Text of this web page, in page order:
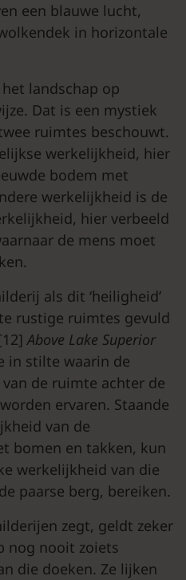
een blauwe lucht,
in horizontale
landschap op
Dat is een mystiek
ruimtes beschouwt.
werkelijkheid, hier
bodem met
werkelijkheid is de
hier verbeeld
de mens moet
als dit ‘heiligheid’
rustige ruimtes gevuld
Above Lake Superior
in stilte waarin de
de ruimte achter de
ervaren. Staande
van de
bomen en takken, kun
werkelijkheid van die
paarse berg, bereiken.
zegt, geldt zeker
nog nooit zoiets
die doeken. Ze lijken